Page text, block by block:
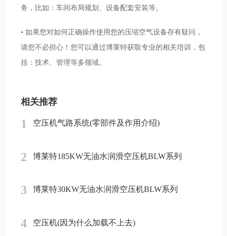
务，比如：车间布局规划、设备配套安装等。
• 如果您对如何正确操作使用您的压缩空气设备存有疑问，
请您不必担心！您可以通过博莱特获取专业的相关培训，包
括：技术、管理等多领域。
相关推荐
1 空压机气路系统(零部件及作用介绍)
2 博莱特185KW无油水润滑空压机BLW系列
3 博莱特30KW无油水润滑空压机BLW系列
4 空压机(因为什么加载不上去)